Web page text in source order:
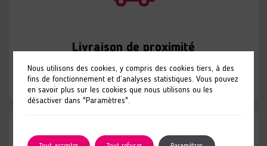
Livraison de proximité
Nous utilisons des cookies, y compris des cookies tiers, à des
fins de fonctionnement et d’analyses statistiques. Vous pouvez
en savoir plus sur les cookies que nous utilisons ou les
désactiver dans "Paramètres".